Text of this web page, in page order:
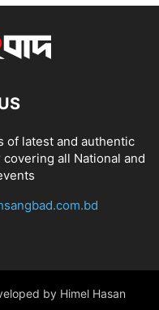
of latest and authentic
all National and
by Himel Hasan